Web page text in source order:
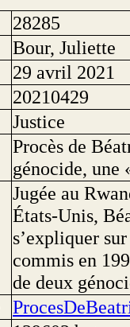
28285
Bour, Juliette
29 avril 2021
20210429
Justice
Procès de
génocide,
Jugée au
États-Unis,
s’expliquer
commis en
de deux